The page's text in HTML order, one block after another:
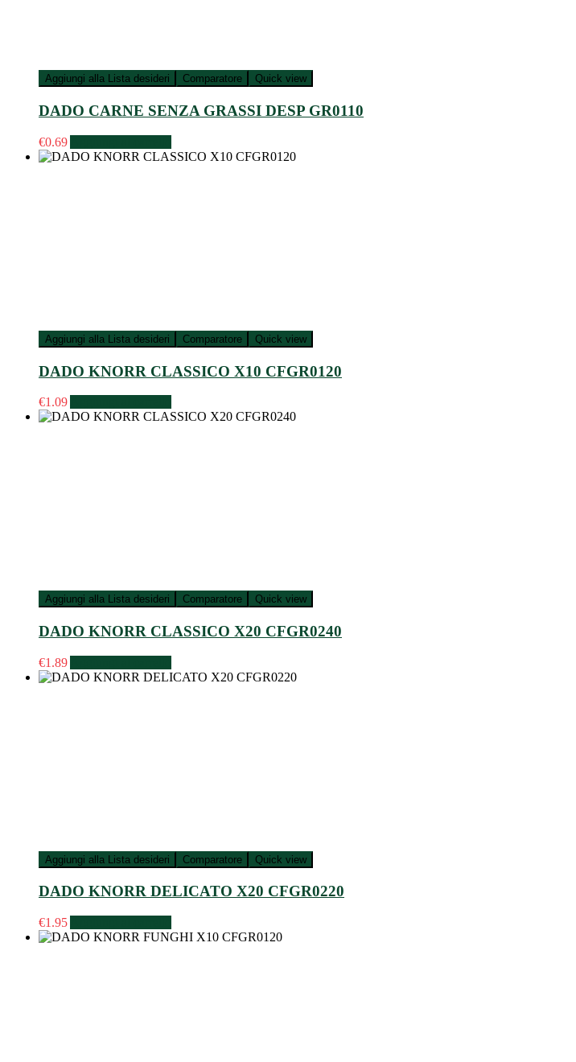
Aggiungi alla Lista desideri Comparatore Quick view
DADO CARNE SENZA GRASSI DESP GR0110
€0.69
Aggiungi alla Lista desideri Comparatore Quick view
DADO KNORR CLASSICO X10 CFGR0120
€1.09
Aggiungi alla Lista desideri Comparatore Quick view
DADO KNORR CLASSICO X20 CFGR0240
€1.89
Aggiungi alla Lista desideri Comparatore Quick view
DADO KNORR DELICATO X20 CFGR0220
€1.95